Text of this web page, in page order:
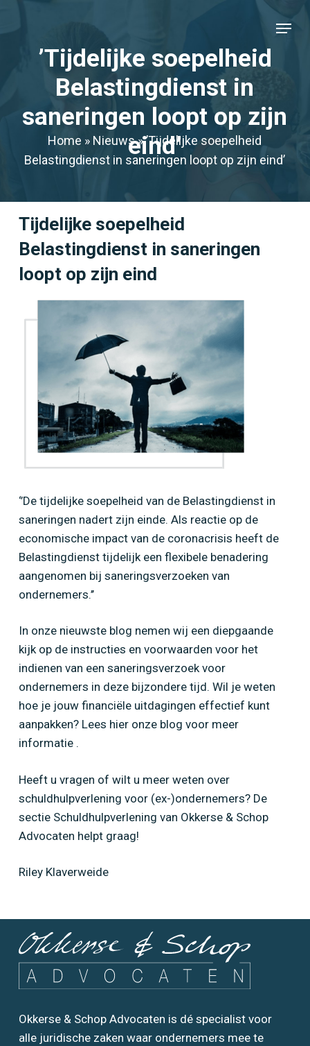
Menu
’Tijdelijke soepelheid
Belastingdienst in
saneringen loopt op zijn
eind’
Home » Nieuws»’Tijdelijke soepelheid
Belastingdienst in saneringen loopt op zijn eind’
Tijdelijke soepelheid
Belastingdienst in saneringen
loopt op zijn eind
‘’De tijdelijke soepelheid van de Belastingdienst in
saneringen nadert zijn einde. Als reactie op de
economische impact van de coronacrisis heeft de
Belastingdienst tijdelijk een flexibele benadering
aangenomen bij saneringsverzoeken van
ondernemers.’’
In onze nieuwste blog nemen wij een diepgaande
kijk op de instructies en voorwaarden voor het
indienen van een saneringsverzoek voor
ondernemers in deze bijzondere tijd. Wil je weten
hoe je jouw financiële uitdagingen effectief kunt
aanpakken? Lees hier onze blog voor meer
informatie .
Heeft u vragen of wilt u meer weten over
schuldhulpverlening voor (ex-)ondernemers? De
sectie Schuldhulpverlening van Okkerse & Schop
Advocaten helpt graag!
Riley Klaverweide
Okkerse & Schop Advocaten is dé specialist voor
alle juridische zaken waar ondernemers mee te